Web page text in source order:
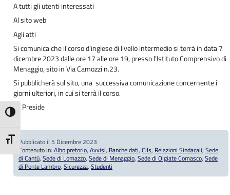
Attiva/disattiva alto contrasto
Attiva/disattiva dimensione testo
A tutti gli utenti interessati
Al sito web
Agli atti
Si comunica che il corso d’inglese di livello intermedio si terrà in data 7
dicembre 2023 dalle ore 17 alle ore 19, presso l’Istituto Comprensivo di
Menaggio, sito in Via Camozzi n.23.
Si pubblicherà sul sito, una successiva comunicazione concernente i
giorni ulteriori, in cui si terrà il corso.
La Preside
Pubblicato il 5 Dicembre 2023
Contenuto in: Albo pretorio, Avvisi, Banche dati, Cils, Relazioni Sindacali, Sede
di Cantù, Sede di Lomazzo, Sede di Menaggio, Sede di Olgiate Comasco, Sede
di Ponte Lambro, Sicurezza, Studenti